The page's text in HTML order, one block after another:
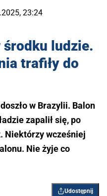
23:24
środku ludzie.
trafiły do
w Brazylii. Balon
zapalił się, po
Niektórzy wcześniej
Nie żyje co
Udostępnij